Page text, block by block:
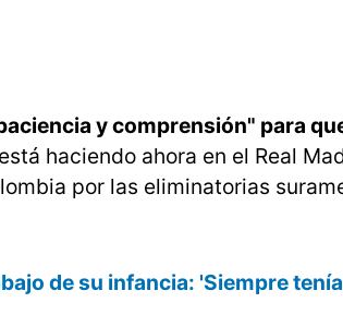
y comprensión" para
haciendo ahora en el Real
por las eliminatorias
de su infancia: 'Siempre